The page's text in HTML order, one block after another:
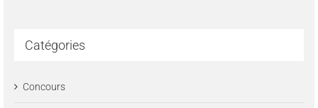
Catégories
Concours